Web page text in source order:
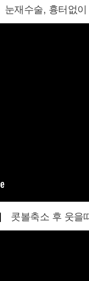
눈재수술, 흉터없이
콧볼축소 후 웃을